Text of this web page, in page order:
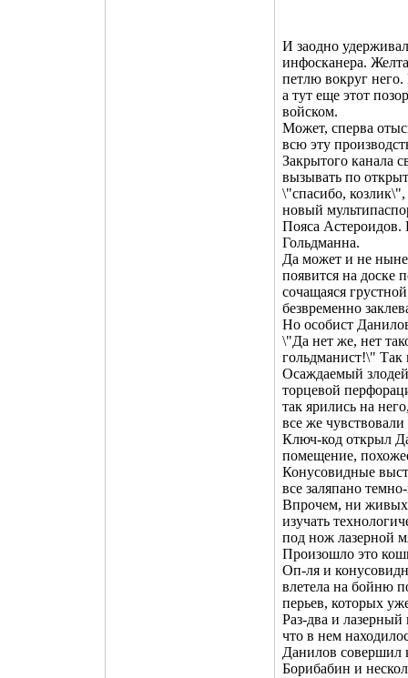
И заодно
инфосканера.
петлю вокруг
а тут еще этот
войском.
Может, сперва
всю эту
Закрытого канала
вызывать по
\"спасибо,
новый
Пояса
Гольдманна.
Да может и не
появится на доске
сочащаяся
безвременно
Но особист
\"Да нет же, нет
гольдманист!\" Так
Осаждаемый
торцевой
так ярились на
все же
Ключ-код открыл
помещение,
Конусовидные
все заляпано
Впрочем, ни живых
изучать
под нож лазерной
Произошло это
Оп-ля и
влетела на бойню
перьев, которых
Раз-два и
что в нем
Данилов совершил
Борибабин и